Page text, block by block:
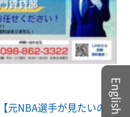
【元NBA選手が見たいの巻English